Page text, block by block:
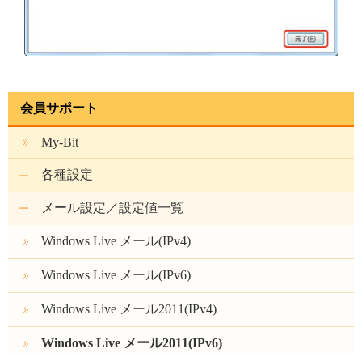
会員サポート
My-Bit
各種設定
メール設定／設定値一覧
Windows Live メール(IPv4)
Windows Live メール(IPv6)
Windows Live メール2011(IPv4)
Windows Live メール2011(IPv6)